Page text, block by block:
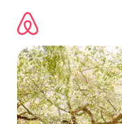
directement
contenu